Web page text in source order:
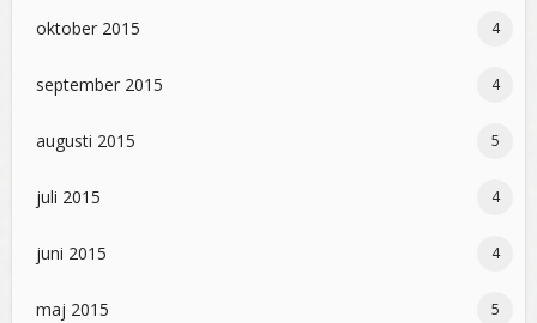
oktober 2015 4
september 2015 4
augusti 2015 5
juli 2015 4
juni 2015 4
maj 2015 5